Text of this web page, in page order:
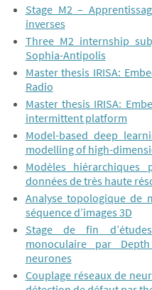
Stage M2 –
inverses
Three M2 internship
Sophia-Antipolis
Master thesis IRISA:
Radio
Master thesis IRISA:
intermittent platform
Model-based deep
modelling of high-
Modèles hiérarchiques
données de très haute
Analyse topologique de
séquence d’images 3D
Stage de fin
monoculaire par
neurones
Couplage réseaux de